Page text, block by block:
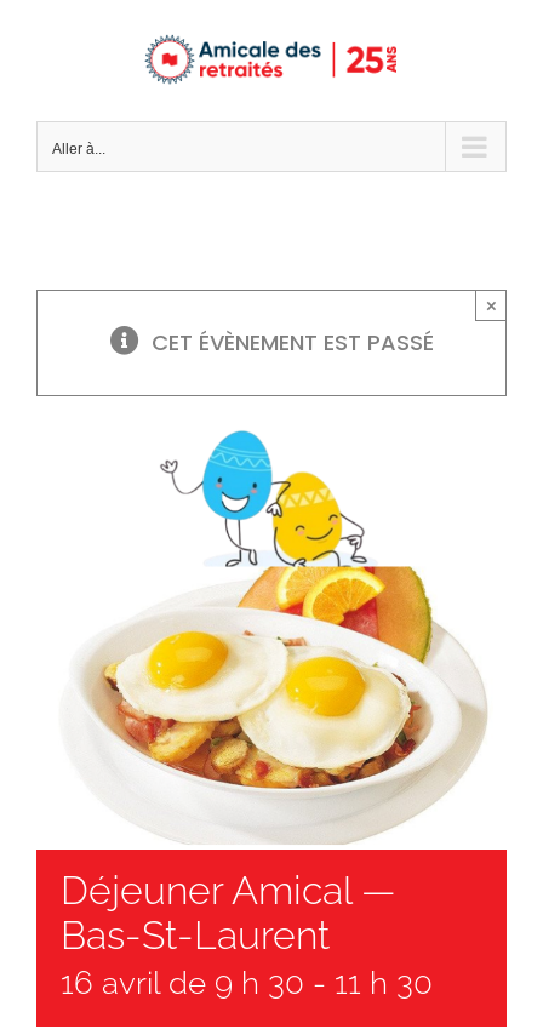
Aller à...
CET ÉVÈNEMENT EST PASSÉ
×
Déjeuner Amical —
Bas-St-Laurent
16 avril de 9 h 30 - 11 h 30